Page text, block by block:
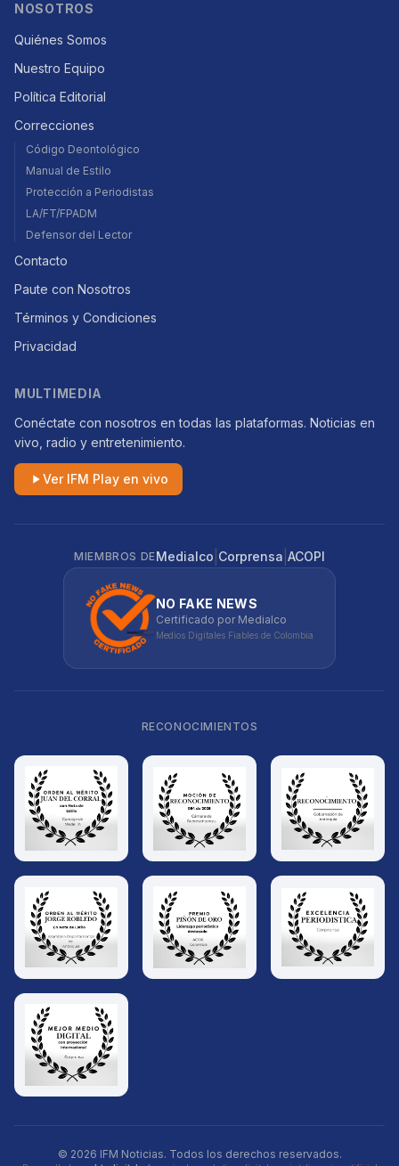
NOSOTROS
Quiénes Somos
Nuestro Equipo
Política Editorial
Correcciones
Código Deontológico
Manual de Estilo
Protección a Periodistas
LA/FT/FPADM
Defensor del Lector
Contacto
Paute con Nosotros
Términos y Condiciones
Privacidad
MULTIMEDIA
Conéctate con nosotros en todas las plataformas. Noticias en
vivo, radio y entretenimiento.
Ver IFM Play en vivo
MIEMBROS DEMedialco Corprensa ACOPI
NO FAKE NEWS
Certificado por Medialco
Medios Digitales Fiables de Colombia
RECONOCIMIENTOS
© 2026 IFM Noticias. Todos los derechos reservados.